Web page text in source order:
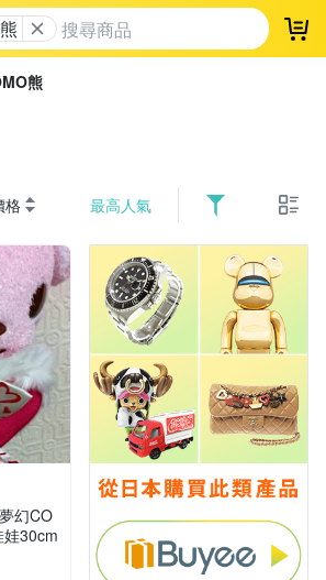
登
熊
格 最高人氣
幻CO
30cm